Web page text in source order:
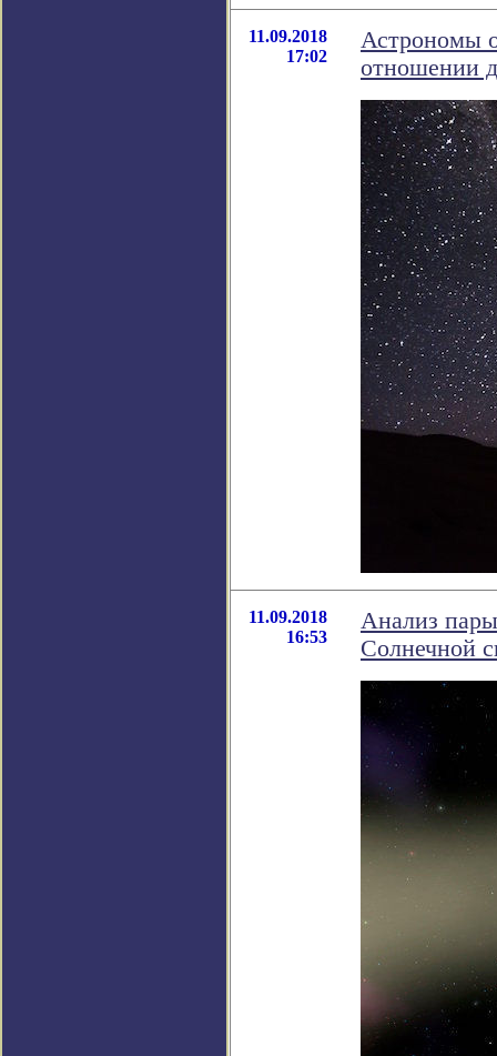
11.09.2018
17:02
Астрономы
отношении
11.09.2018
16:53
Анализ пары
Солнечной